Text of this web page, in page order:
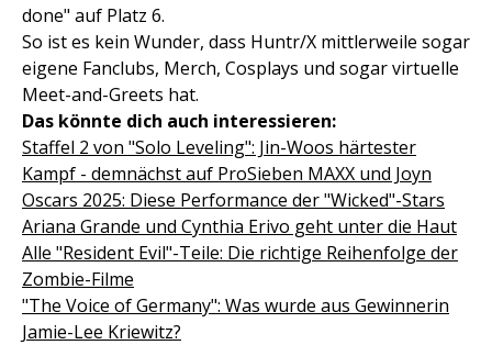
done" auf Platz 6.
So ist es kein Wunder, dass Huntr/X mittlerweile sogar
eigene Fanclubs, Merch, Cosplays und sogar virtuelle
Meet-and-Greets hat.
Das könnte dich auch interessieren:
Staffel 2 von "Solo Leveling": Jin-Woos härtester
Kampf - demnächst auf ProSieben MAXX und Joyn
Oscars 2025: Diese Performance der "Wicked"-Stars
Ariana Grande und Cynthia Erivo geht unter die Haut
Alle "Resident Evil"-Teile: Die richtige Reihenfolge der
Zombie-Filme
"The Voice of Germany": Was wurde aus Gewinnerin
Jamie-Lee Kriewitz?